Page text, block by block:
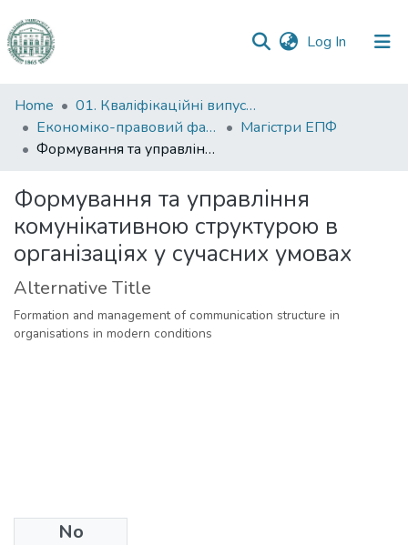
Log In (current)
Communities
&
Collections
Statistics
Home
01. Кваліфікаційні випускні роботи здобувачів вищої освіти
Економіко-правовий факультет
Магістри ЕПФ
Формування та управління комунікативною структурою в організаціях у сучасних умовах
Формування та управління
комунікативною структурою в
організаціях у сучасних умовах
Alternative Title
Formation and management of communication structure in
organisations in modern conditions
No